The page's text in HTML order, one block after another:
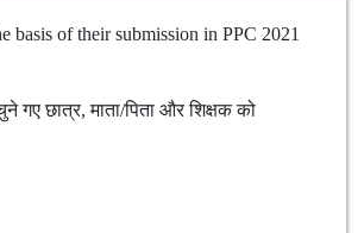
basis of their submission in PPC 2021
गए छात्र, माता/पिता और शिक्षक को